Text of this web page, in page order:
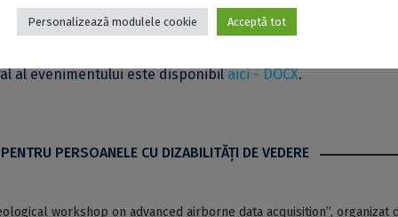
Str. Academiei, nr. 14, Sector 1, București).
al evenimentului este disponibilaici - DOCX.
PERSOANELE CU DIZABILITĂŢI DE VEDERE
workshop on advanced airborne data acquisition”, organizat
Personalizează modulele cookie Acceptă tot